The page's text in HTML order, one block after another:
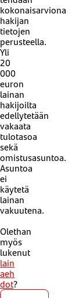
kokonaisarviona
hakijan
tietojen
perusteella.
​Yli
20
000
euron
lainan
hakijoilta
edellytetään
vakaata
tulotasoa
sekä
omistusasuntoa.
Asuntoa
ei
käytetä
lainan
vakuutena.
Olethan
myös
lukenut
lain
aeh
dot?